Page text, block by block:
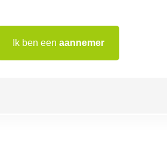
Ik ben een aannemer